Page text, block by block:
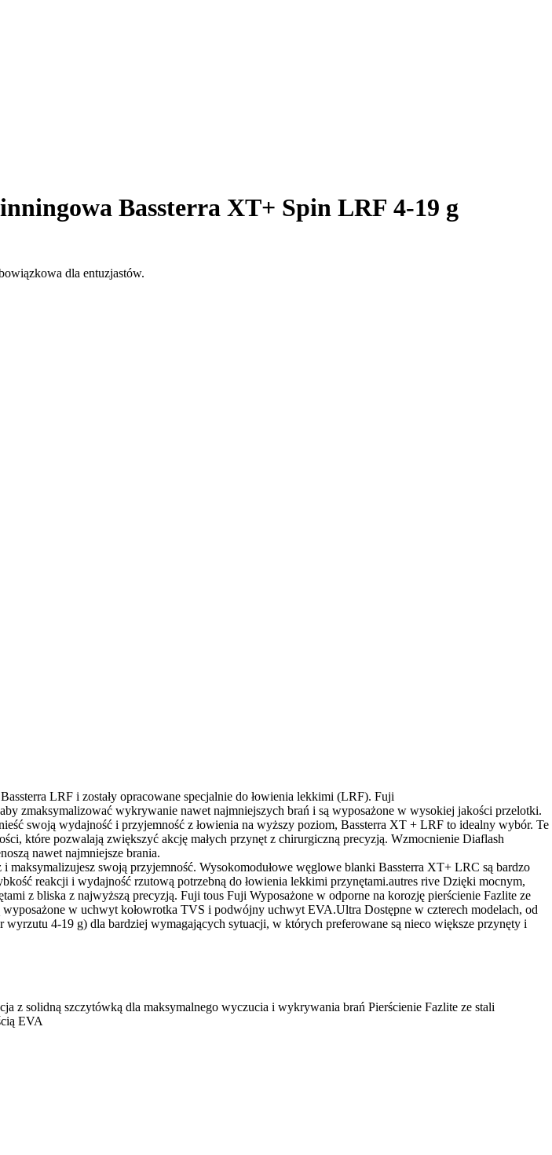
Bassterra XT+ Spin LRF 4-19 g
dla entuzjastów.
LRF i zostały opracowane specjalnie do łowienia lekkimi (LRF). Fuji
zmaksymalizować wykrywanie nawet najmniejszych brań i są wyposażone w wysokiej jakości przelotki.
swoją wydajność i przyjemność z łowienia na wyższy poziom, Bassterra XT + LRF to idealny wybór. Te
które pozwalają zwiększyć akcję małych przynęt z chirurgiczną precyzją. Wzmocnienie Diaflash
nawet najmniejsze brania.
swoją przyjemność. Wysokomodułowe węglowe blanki Bassterra XT+ LRC są bardzo
reakcji i wydajność rzutową potrzebną do łowienia lekkimi przynętami.autres rive Dzięki mocnym,
z bliska z najwyższą precyzją. Fuji tous Fuji Wyposażone w odporne na korozję pierścienie Fazlite ze
w uchwyt kołowrotka TVS i podwójny uchwyt EVA.Ultra Dostępne w czterech modelach, od
4-19 g) dla bardziej wymagających sytuacji, w których preferowane są nieco większe przynęty i
z solidną szczytówką dla maksymalnego wyczucia i wykrywania brań Pierścienie Fazlite ze stali
EVA